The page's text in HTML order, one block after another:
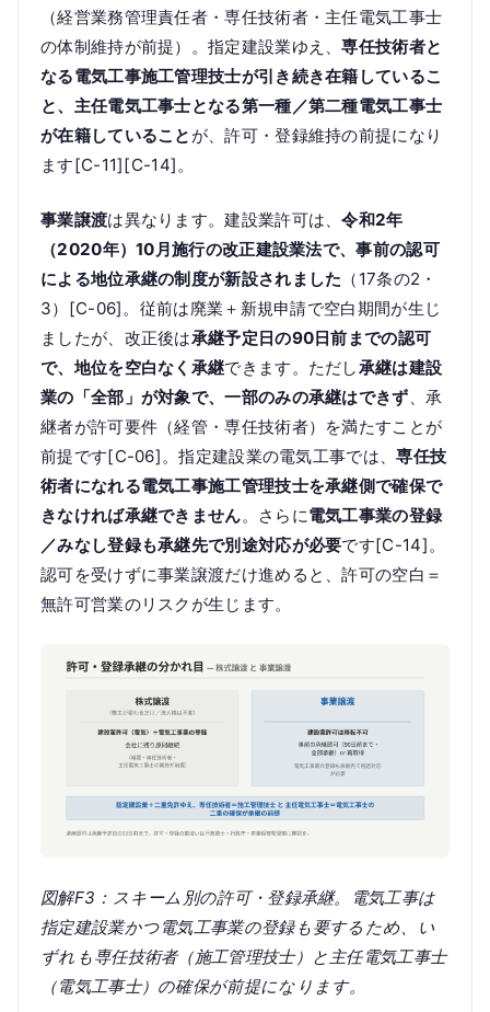
（経営業務管理責任者・専任技術者・主任電気工事士
の体制維持が前提）。指定建設業ゆえ、専任技術者と
なる電気工事施工管理技士が引き続き在籍しているこ
と、主任電気工事士となる第一種／第二種電気工事士
が在籍していること が、許可・登録維持の前提になり
ます[C-11][C-14]。
事業譲渡は異なります。建設業許可は、令和2年
（2020年）10月施行の改正建設業法で、事前の認可
による地位承継の制度が新設されました （17条の2・
3）[C-06]。従前は廃業＋新規申請で空白期間が生じ
ましたが、改正後は承継予定日の90日前までの認可
で、地位を空白なく承継できます。ただし承継は建設
業の「全部」が対象で、一部のみの承継はできず、承
継者が許可要件（経管・専任技術者）を満たすことが
前提です[C-06]。指定建設業の電気工事では、専任技
術者になれる電気工事施工管理技士を承継側で確保で
きなければ承継できません。さらに電気工事業の登録
／みなし登録も承継先で別途対応が必要です[C-14]。
認可を受けずに事業譲渡だけ進めると、許可の空白＝
無許可営業のリスクが生じます。
図解F3：スキーム別の許可・登録承継。電気工事は
指定建設業かつ電気工事業の登録も要するため、い
ずれも専任技術者（施工管理技士）と主任電気工事士
（電気工事士）の確保が前提になります。